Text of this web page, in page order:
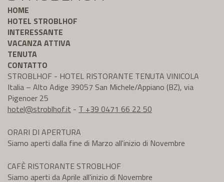
HOME
HOTEL STROBLHOF
INTERESSANTE
VACANZA ATTIVA
TENUTA
CONTATTO
STROBLHOF - HOTEL RISTORANTE TENUTA VINICOLA
Italia – Alto Adige 39057 San Michele/Appiano (BZ), via
Pigenoer 25
hotel@stroblhof.it - T +39 0471 66 22 50
ORARI DI APERTURA
Siamo aperti dalla fine di Marzo all'inizio di Novembre
CAFÈ RISTORANTE STROBLHOF
Siamo aperti da Aprile all'inizio di Novembre